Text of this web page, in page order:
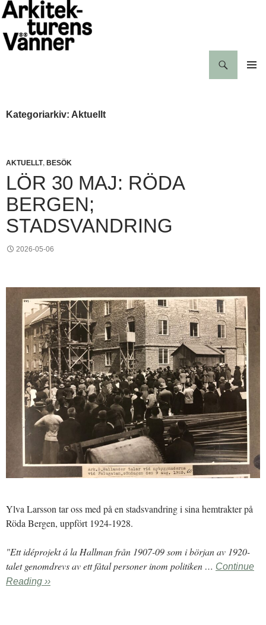
Hoppa
till
innehåll
Kategoriarkiv: Aktuellt
AKTUELLT, BESÖK
LÖR 30 MAJ: RÖDA
BERGEN;
STADSVANDRING
2026-05-06
Ylva Larsson tar oss med på en stadsvandring i sina hemtrakter på
Röda Bergen, uppfört 1924-1928.
"Ett idéprojekt á la Hallman från 1907-09 som i början av 1920-
talet genomdrevs av ett fåtal personer inom politiken … Continue
Reading ››